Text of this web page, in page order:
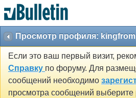
Просмотр профиля:
Если это ваш первый визит,
Справку по форуму. Для
сообщений необходимо
просмотра сообщений выберите